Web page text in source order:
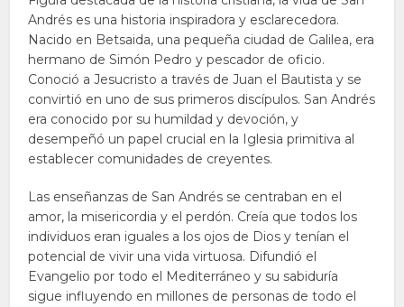
Andrés es una historia inspiradora y esclarecedora.
Nacido en Betsaida, una pequeña ciudad de Galilea, era
hermano de Simón Pedro y pescador de oficio.
Conoció a Jesucristo a través de Juan el Bautista y se
convirtió en uno de sus primeros discípulos. San Andrés
era conocido por su humildad y devoción, y
desempeñó un papel crucial en la Iglesia primitiva al
establecer comunidades de creyentes.
Las enseñanzas de San Andrés se centraban en el
amor, la misericordia y el perdón. Creía que todos los
individuos eran iguales a los ojos de Dios y tenían el
potencial de vivir una vida virtuosa. Difundió el
Evangelio por todo el Mediterráneo y su sabiduría
sigue influyendo en millones de personas de todo el